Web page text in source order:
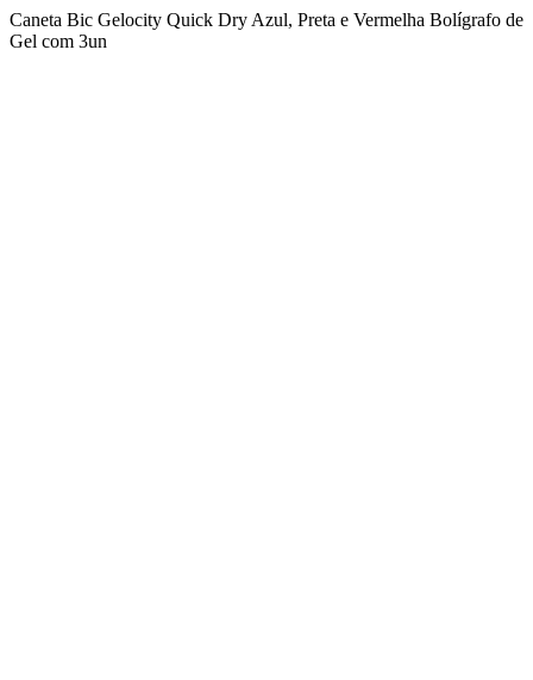
Caneta Bic Gelocity Quick Dry Azul, Preta e Vermelha Bolígrafo de
Gel com 3un